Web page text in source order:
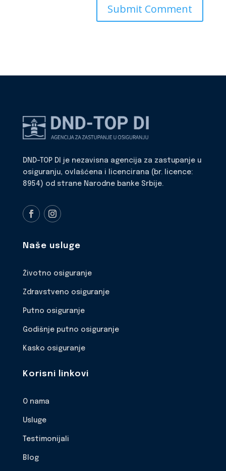
DND-TOP DI je nezavisna agencija za zastupanje u
osiguranju, ovlašćena i licencirana (br. licence:
8954) od strane Narodne banke Srbije.
Naše usluge
Životno osiguranje
Zdravstveno osiguranje
Putno osiguranje
Godišnje putno osiguranje
Kasko osiguranje
Korisni linkovi
O nama
Usluge
Testimonijali
Blog